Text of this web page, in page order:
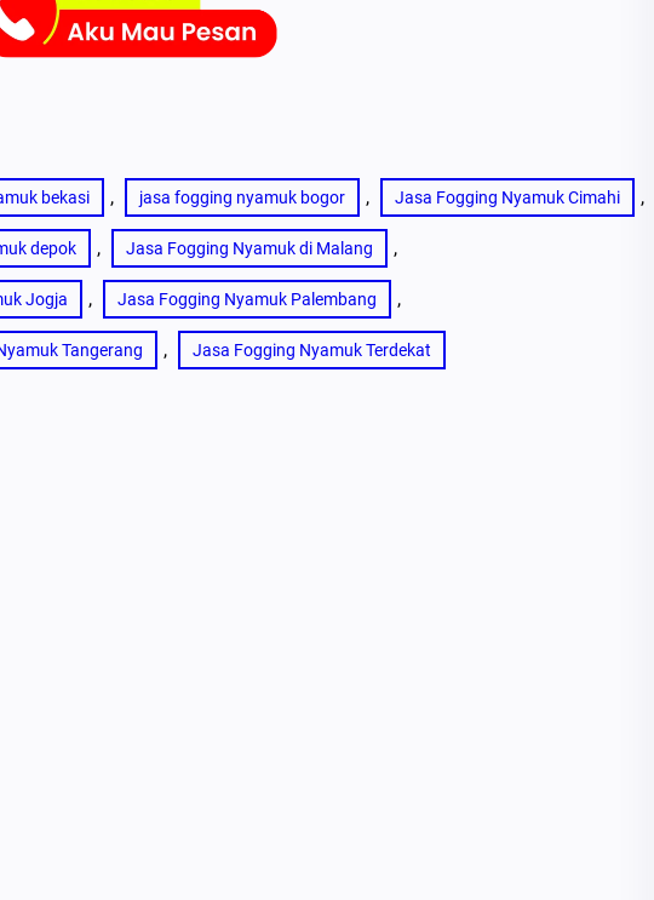
bekasi , jasa fogging nyamuk bogor , Jasa Fogging Nyamuk Cimahi ,
depok , Jasa Fogging Nyamuk di Malang ,
Jogja , Jasa Fogging Nyamuk Palembang ,
Tangerang , Jasa Fogging Nyamuk Terdekat